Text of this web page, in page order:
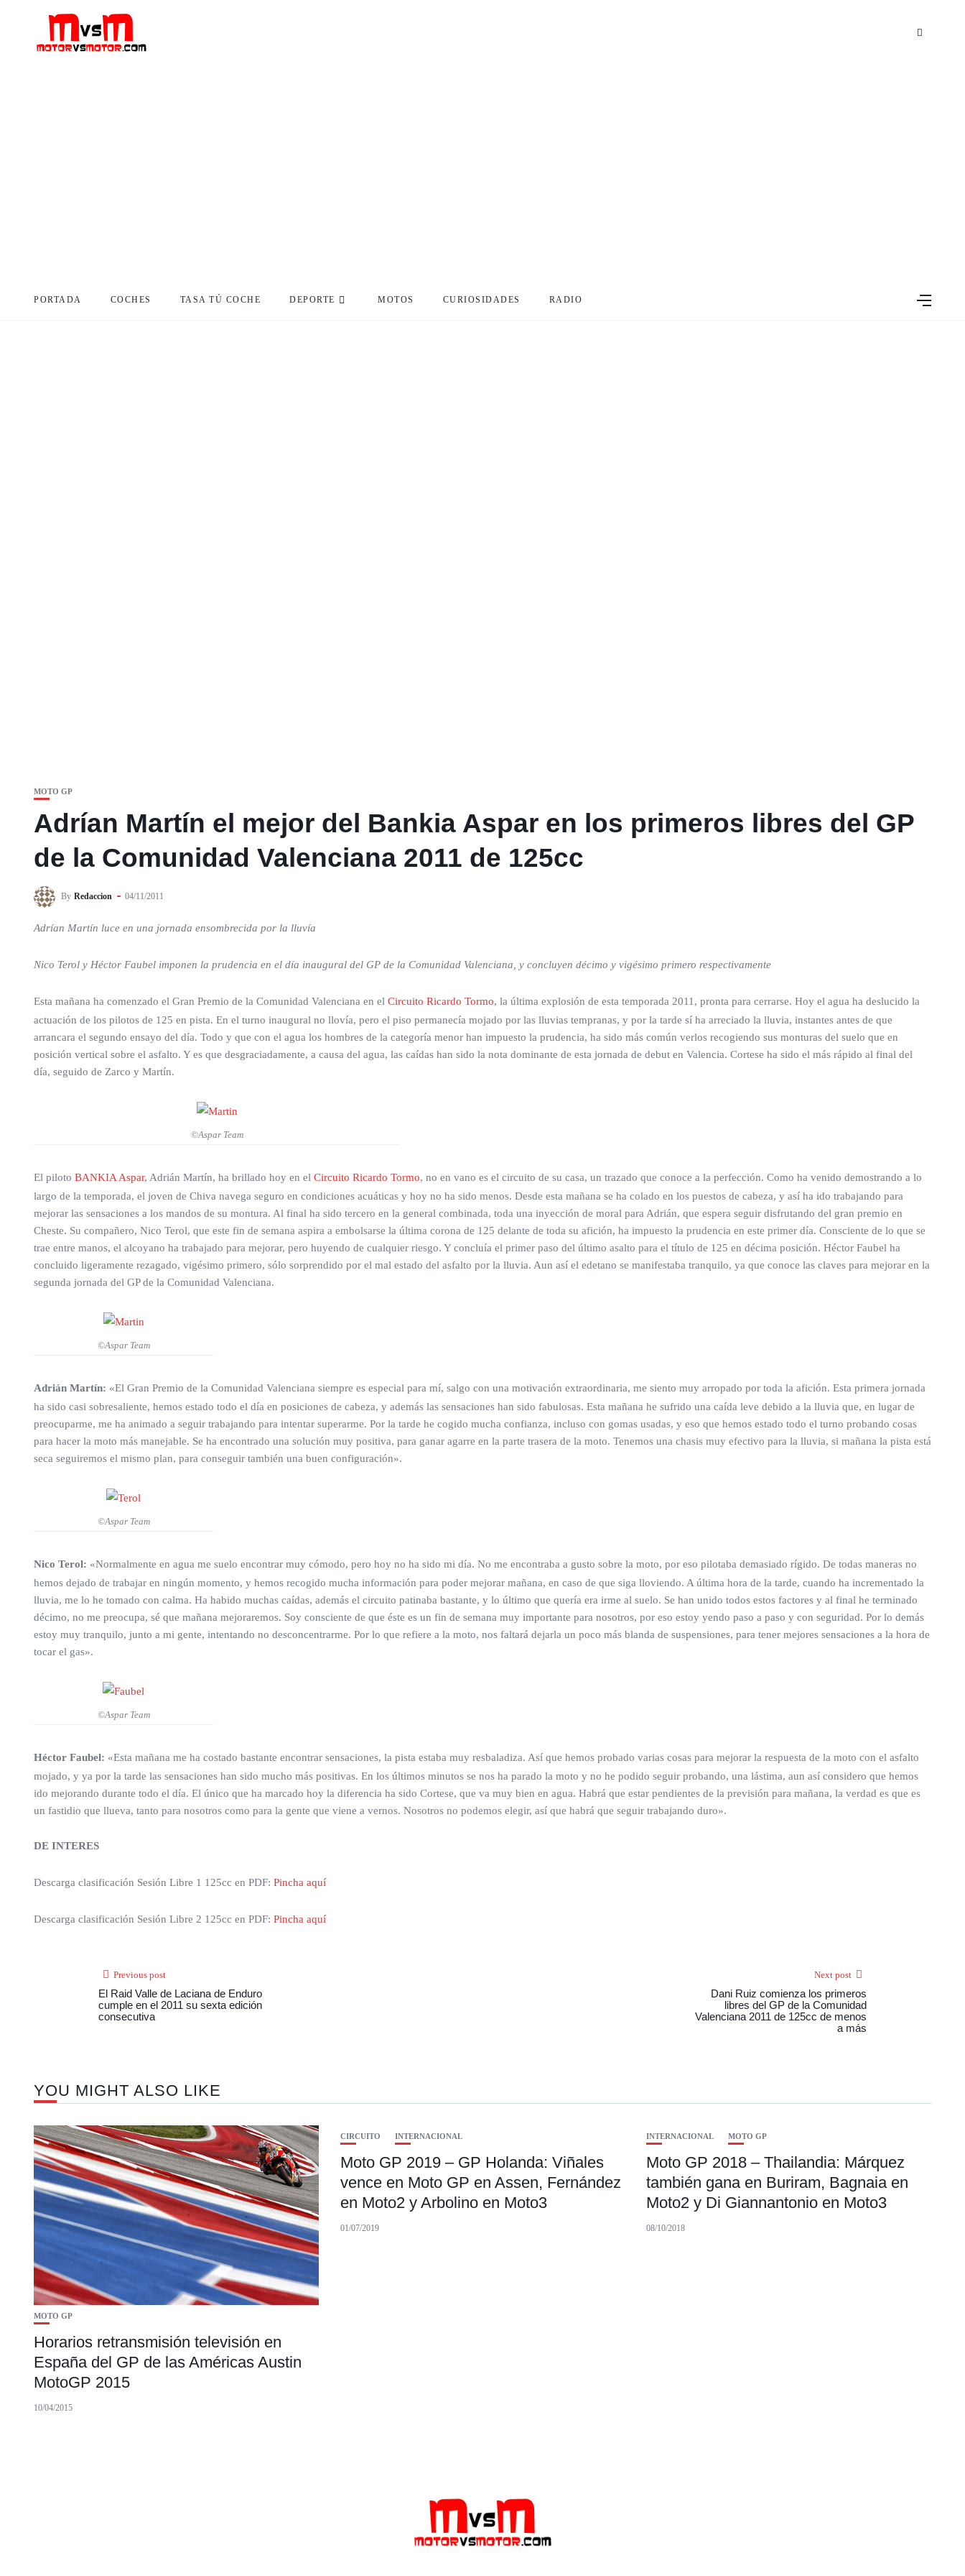
PORTADA COCHES TASA TÚ COCHE DEPORTE MOTOS CURIOSIDADES RADIO
MOTO GP
Adrían Martín el mejor del Bankia Aspar en los primeros libres del GP
de la Comunidad Valenciana 2011 de 125cc
By Redaccion 04/11/2011
Adrían Martín luce en una jornada ensombrecida por la lluvía
Nico Terol y Héctor Faubel imponen la prudencia en el día inaugural del GP de la Comunidad Valenciana, y concluyen décimo y vigésimo primero respectivamente
Esta mañana ha comenzado el Gran Premio de la Comunidad Valenciana en el Circuito Ricardo Tormo, la última explosión de esta temporada 2011, pronta para cerrarse. Hoy el agua ha deslucido la
actuación de los pilotos de 125 en pista. En el turno inaugural no llovía, pero el piso permanecía mojado por las lluvias tempranas, y por la tarde sí ha arreciado la lluvia, instantes antes de que
arrancara el segundo ensayo del día. Todo y que con el agua los hombres de la categoría menor han impuesto la prudencia, ha sido más común verlos recogiendo sus monturas del suelo que en
posición vertical sobre el asfalto. Y es que desgraciadamente, a causa del agua, las caídas han sido la nota dominante de esta jornada de debut en Valencia. Cortese ha sido el más rápido al final del
día, seguido de Zarco y Martín.
©Aspar Team
El piloto BANKIA Aspar, Adrián Martín, ha brillado hoy en el Circuito Ricardo Tormo, no en vano es el circuito de su casa, un trazado que conoce a la perfección. Como ha venido demostrando a lo
largo de la temporada, el joven de Chiva navega seguro en condiciones acuáticas y hoy no ha sido menos. Desde esta mañana se ha colado en los puestos de cabeza, y así ha ido trabajando para
mejorar las sensaciones a los mandos de su montura. Al final ha sido tercero en la general combinada, toda una inyección de moral para Adrián, que espera seguir disfrutando del gran premio en
Cheste. Su compañero, Nico Terol, que este fin de semana aspira a embolsarse la última corona de 125 delante de toda su afición, ha impuesto la prudencia en este primer día. Consciente de lo que se
trae entre manos, el alcoyano ha trabajado para mejorar, pero huyendo de cualquier riesgo. Y concluía el primer paso del último asalto para el título de 125 en décima posición. Héctor Faubel ha
concluido ligeramente rezagado, vigésimo primero, sólo sorprendido por el mal estado del asfalto por la lluvia. Aun así el edetano se manifestaba tranquilo, ya que conoce las claves para mejorar en la
segunda jornada del GP de la Comunidad Valenciana.
©Aspar Team
Adrián Martín: «El Gran Premio de la Comunidad Valenciana siempre es especial para mí, salgo con una motivación extraordinaria, me siento muy arropado por toda la afición. Esta primera jornada
ha sido casi sobresaliente, hemos estado todo el día en posiciones de cabeza, y además las sensaciones han sido fabulosas. Esta mañana he sufrido una caída leve debido a la lluvia que, en lugar de
preocuparme, me ha animado a seguir trabajando para intentar superarme. Por la tarde he cogido mucha confianza, incluso con gomas usadas, y eso que hemos estado todo el turno probando cosas
para hacer la moto más manejable. Se ha encontrado una solución muy positiva, para ganar agarre en la parte trasera de la moto. Tenemos una chasis muy efectivo para la lluvia, si mañana la pista está
seca seguiremos el mismo plan, para conseguir también una buen configuración».
©Aspar Team
Nico Terol: «Normalmente en agua me suelo encontrar muy cómodo, pero hoy no ha sido mi día. No me encontraba a gusto sobre la moto, por eso pilotaba demasiado rígido. De todas maneras no
hemos dejado de trabajar en ningún momento, y hemos recogido mucha información para poder mejorar mañana, en caso de que siga lloviendo. A última hora de la tarde, cuando ha incrementado la
lluvia, me lo he tomado con calma. Ha habido muchas caídas, además el circuito patinaba bastante, y lo último que quería era irme al suelo. Se han unido todos estos factores y al final he terminado
décimo, no me preocupa, sé que mañana mejoraremos. Soy consciente de que éste es un fin de semana muy importante para nosotros, por eso estoy yendo paso a paso y con seguridad. Por lo demás
estoy muy tranquilo, junto a mi gente, intentando no desconcentrarme. Por lo que refiere a la moto, nos faltará dejarla un poco más blanda de suspensiones, para tener mejores sensaciones a la hora de
tocar el gas».
©Aspar Team
Héctor Faubel: «Esta mañana me ha costado bastante encontrar sensaciones, la pista estaba muy resbaladiza. Así que hemos probado varias cosas para mejorar la respuesta de la moto con el asfalto
mojado, y ya por la tarde las sensaciones han sido mucho más positivas. En los últimos minutos se nos ha parado la moto y no he podido seguir probando, una lástima, aun así considero que hemos
ido mejorando durante todo el día. El único que ha marcado hoy la diferencia ha sido Cortese, que va muy bien en agua. Habrá que estar pendientes de la previsión para mañana, la verdad es que es
un fastidio que llueva, tanto para nosotros como para la gente que viene a vernos. Nosotros no podemos elegir, así que habrá que seguir trabajando duro».
DE INTERES
Descarga clasificación Sesión Libre 1 125cc en PDF: Pincha aquí
Descarga clasificación Sesión Libre 2 125cc en PDF: Pincha aquí
Previous post
El Raid Valle de Laciana de Enduro
cumple en el 2011 su sexta edición
consecutiva
Next post
Dani Ruiz comienza los primeros
libres del GP de la Comunidad
Valenciana 2011 de 125cc de menos
a más
YOU MIGHT ALSO LIKE
MOTO GP
Horarios retransmisión televisión en
España del GP de las Américas Austin
MotoGP 2015
10/04/2015
CIRCUITO INTERNACIONAL
Moto GP 2019 – GP Holanda: Viñales
vence en Moto GP en Assen, Fernández
en Moto2 y Arbolino en Moto3
01/07/2019
INTERNACIONAL MOTO GP
Moto GP 2018 – Thailandia: Márquez
también gana en Buriram, Bagnaia en
Moto2 y Di Giannantonio en Moto3
08/10/2018